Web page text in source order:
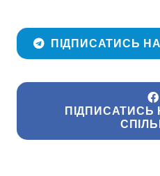
ПІДПИСАТИСЬ НА
ПІДПИСАТИСЬ